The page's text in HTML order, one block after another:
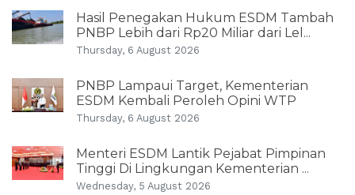
Hasil Penegakan Hukum ESDM Tambah
PNBP Lebih dari Rp20 Miliar dari Lel...
Thursday, 6 August 2026
PNBP Lampaui Target, Kementerian
ESDM Kembali Peroleh Opini WTP
Thursday, 6 August 2026
Menteri ESDM Lantik Pejabat Pimpinan
Tinggi Di Lingkungan Kementerian ...
Wednesday, 5 August 2026